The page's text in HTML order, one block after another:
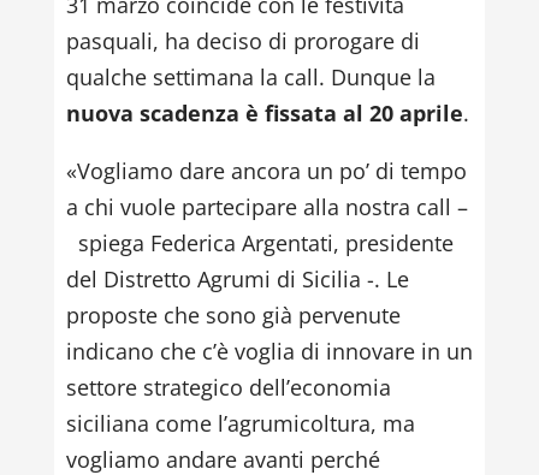
pasquali, ha deciso di prorogare di
qualche settimana la call. Dunque la
nuova scadenza è fissata al 20 aprile.
«Vogliamo dare ancora un po’ di tempo
a chi vuole partecipare alla nostra call –
spiega Federica Argentati, presidente
del Distretto Agrumi di Sicilia -. Le
proposte che sono già pervenute
indicano che c’è voglia di innovare in un
settore strategico dell’economia
siciliana come l’agrumicoltura, ma
vogliamo andare avanti perché